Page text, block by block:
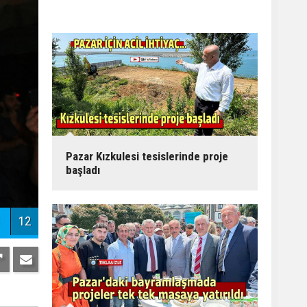
12
Pazar Kızkulesi tesislerinde proje
başladı